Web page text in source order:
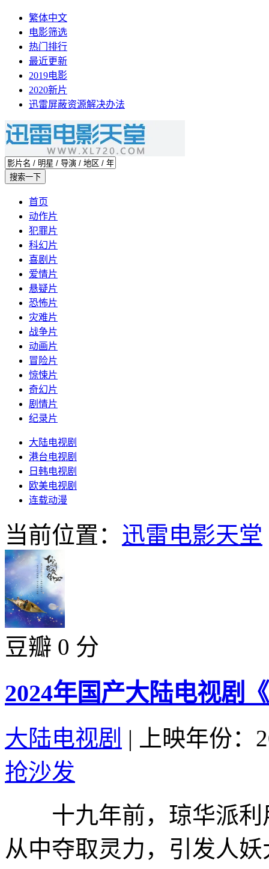
繁体中文
电影筛选
热门排行
最近更新
2019电影
2020新片
迅雷屏蔽资源解决办法
首页
动作片
犯罪片
科幻片
喜剧片
爱情片
悬疑片
恐怖片
灾难片
战争片
动画片
冒险片
惊悚片
奇幻片
剧情片
纪录片
大陆电视剧
港台电视剧
日韩电视剧
欧美电视剧
连载动漫
当前位置： 迅雷电影天堂
豆瓣 0 分
2024年国产大陆电视剧
大陆电视剧 |
上映年份：
抢沙发
十九年前，琼华派利
从中夺取灵力，引发人